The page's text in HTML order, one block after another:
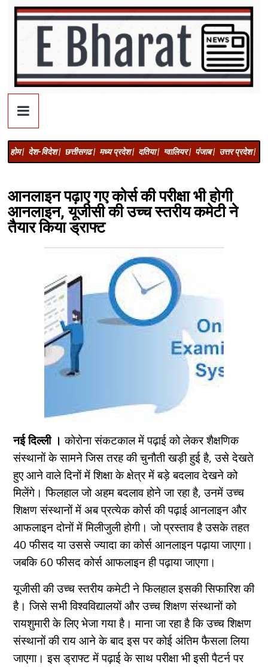
होम | देश-विदेश | छत्तीसगढ | मध्य प्रदेश | दतिया | ग्वालियर | पंजाब | उत्तर प्रदेश |
आनलाइन पढ़ाए गए कोर्स की परीक्षा भी होगी
आनलाइन, यूजीसी की उच्च स्तरीय कमेटी ने
तैयार किया ड्राफ्ट
नई दिल्ली । कोरोना संकटकाल में पढ़ाई को लेकर शैक्षणिक
संस्थानों के सामने जिस तरह की चुनौती खड़ी हुई है, उसे देखते
हुए आने वाले दिनों में शिक्षा के क्षेत्र में बड़े बदलाव देखने को
मिलेंगे। फिलहाल जो अहम बदलाव होने जा रहा है, उनमें उच्च
शिक्षण संस्थानों में अब प्रत्येक कोर्स की पढ़ाई आनलाइन और
आफलाइन दोनों में मिलीजुली होगी। जो प्रस्ताव है उसके तहत
40 फीसद या उससे ज्यादा का कोर्स आनलाइन पढ़ाया जाएगा।
जबकि 60 फीसद कोर्स आफलाइन ही पढ़ाया जाएगा।
यूजीसी की उच्च स्तरीय कमेटी ने फिलहाल इसकी सिफारिश की
है। जिसे सभी विश्वविद्यालयों और उच्च शिक्षण संस्थानों को
रायशुमारी के लिए भेजा गया है। माना जा रहा है कि उच्च शिक्षण
संस्थानों की राय आने के बाद इस पर कोई अंतिम फैसला लिया
जाएगा। इस ड्राफ्ट में पढ़ाई के साथ परीक्षा भी इसी पैटर्न पर